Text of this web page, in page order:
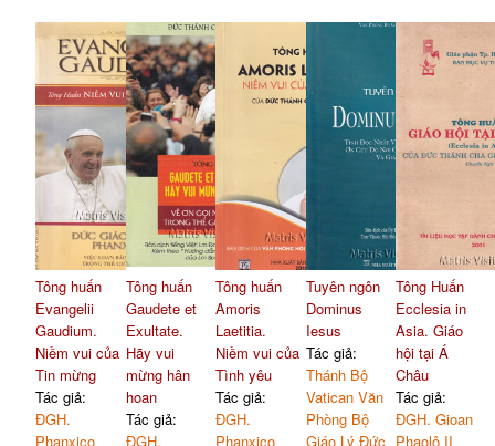
Tông huấn
Evangelii
Gaudium.
Niềm vui của
Tin mừng
Tác giả:
ĐGH.
Phanxico
Tông huấn
Gaudete et
Exultate.
Hãy vui
mừng hân
hoan
Tác giả:
ĐGH.
Tông huấn
Amoris
Laetitia.
Niềm vui của
Tình yêu
Tác giả:
ĐGH.
Phanxico
Tuyên ngôn
Dominus
Iesus
Tác giả:
Thánh Bộ
Vatican Văn
Phòng Bộ
Giáo Lý Đức
Tông Huấn
Ecclesia in
Asia. Giáo
hội tại Á
Châu
Tác giả:
ĐGH. Gioan
Phaolô II